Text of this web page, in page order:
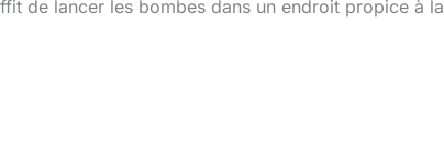
de lancer les bombes dans un endroit propice à la